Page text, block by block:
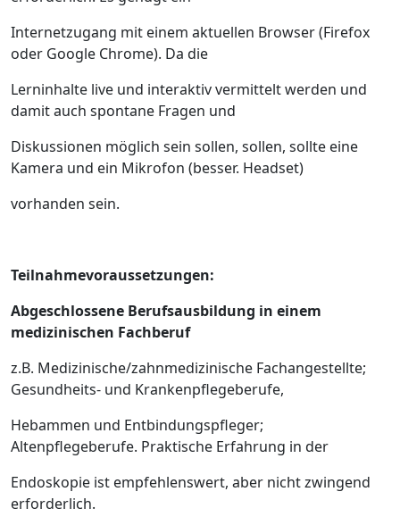
Internetzugang mit einem aktuellen Browser (Firefox
oder Google Chrome). Da die
Lerninhalte live und interaktiv vermittelt werden und
damit auch spontane Fragen und
Diskussionen möglich sein sollen, sollen, sollte eine
Kamera und ein Mikrofon (besser. Headset)
vorhanden sein.
Teilnahmevoraussetzungen:
Abgeschlossene Berufsausbildung in einem
medizinischen Fachberuf
z.B. Medizinische/zahnmedizinische Fachangestellte;
Gesundheits- und Krankenpflegeberufe,
Hebammen und Entbindungspfleger;
Altenpflegeberufe. Praktische Erfahrung in der
Endoskopie ist empfehlenswert, aber nicht zwingend
erforderlich.